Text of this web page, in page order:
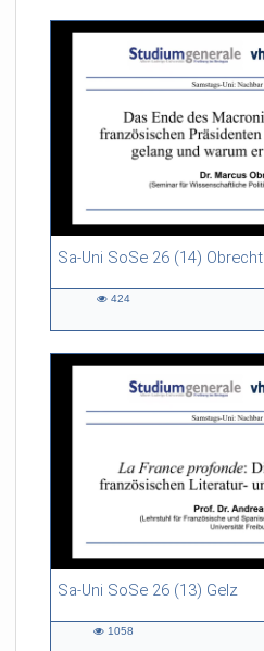
Sa-Uni SoSe 26 (14) Obrecht
46:53 duration
424
Sa-Uni SoSe 26 (13) Gelz
55:13 duration
1058